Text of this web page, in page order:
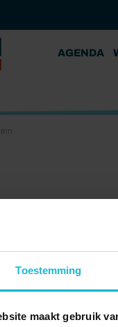
Toestemming
maakt gebruik
AGENDA